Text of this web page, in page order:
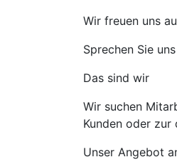
Wir freuen uns
Sprechen Sie
Das sind wir
Wir suchen
Kunden oder zur
Unser Angebot